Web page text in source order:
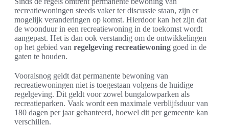
recreatiewoningen steeds vaker ter discussie staan, zijn er
mogelijk veranderingen op komst. Hierdoor kan het zijn dat
de woonduur in een recreatiewoning in de toekomst wordt
aangepast. Het is dan ook verstandig om de ontwikkelingen
op het gebied van regelgeving recreatiewoning goed in de
gaten te houden.
Vooralsnog geldt dat permanente bewoning van
recreatiewoningen niet is toegestaan volgens de huidige
regelgeving. Dit geldt voor zowel bungalowparken als
recreatieparken. Vaak wordt een maximale verblijfsduur van
180 dagen per jaar gehanteerd, hoewel dit per gemeente kan
verschillen.